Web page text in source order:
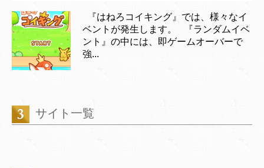
『はねろコイキング』では、様々なイ
ベントが発生します。 『ランダムイベ
ント』の中には、即ゲームオーバーで
強...
サイト一覧